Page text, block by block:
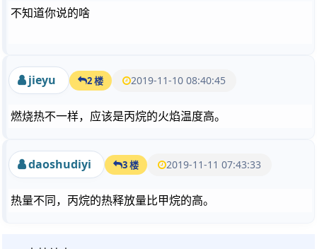
不知道你说的啥
jieyu 2 楼 2019-11-10 08:40:45
燃烧热不一样，应该是丙烷的火焰温度高。
daoshudiyi 3 楼 2019-11-11 07:43:33
热量不同，丙烷的热释放量比甲烷的高。